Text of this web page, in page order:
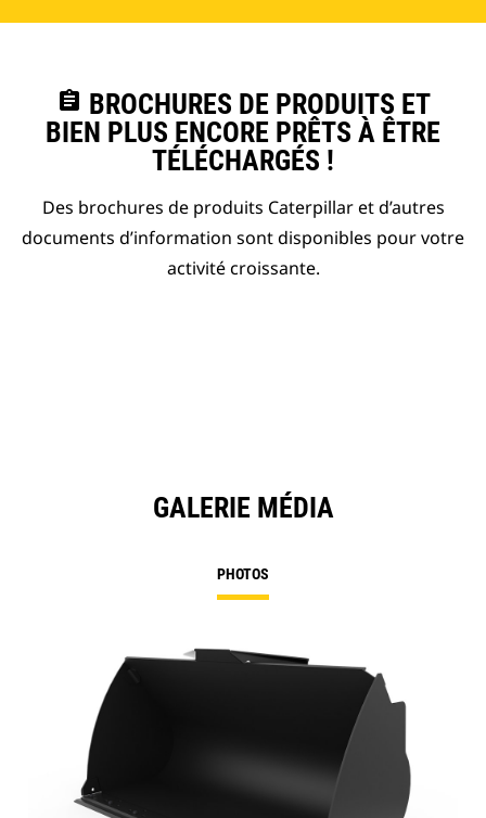
assignment BROCHURES DE PRODUITS ET
BIEN PLUS ENCORE PRÊTS À ÊTRE
TÉLÉCHARGÉS !
Des brochures de produits Caterpillar et d’autres
documents d’information sont disponibles pour votre
activité croissante.
GALERIE MÉDIA
PHOTOS